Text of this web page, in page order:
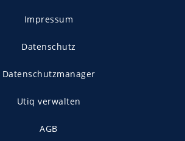
Impressum
Datenschutz
Datenschutzmanager
Utiq verwalten
AGB